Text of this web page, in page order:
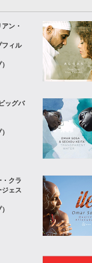
ン・
フィル
ッグバ
・クラ
ジェス